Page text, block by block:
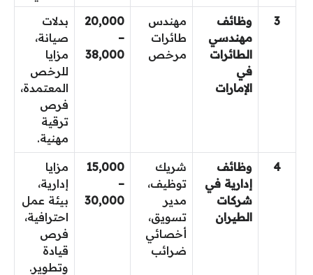
3
وظائف
مهندسي
الطائرات
في
الإمارات
مهندس
طائرات
مرخص
20,000
–
38,000
بدلات
صيانة،
مزايا
للرخص
المعتمدة،
فرص
ترقية
مهنية.
4
وظائف
إدارية في
شركات
الطيران
شريك
توظيف،
مدير
تسويق،
أخصائي
ضرائب
15,000
–
30,000
مزايا
إدارية،
بيئة عمل
احترافية،
فرص
قيادة
وتطوير.